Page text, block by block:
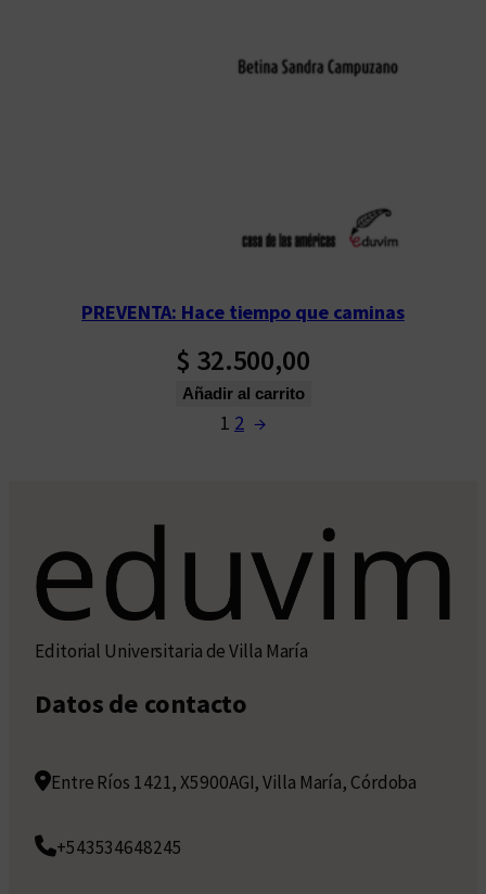
PREVENTA: Hace tiempo que caminas
$ 32.500,00
Añadir al carrito
1 2 →
Editorial Universitaria de Villa María
Datos de contacto
Entre Ríos 1421, X5900AGI, Villa María, Córdoba
+543534648245